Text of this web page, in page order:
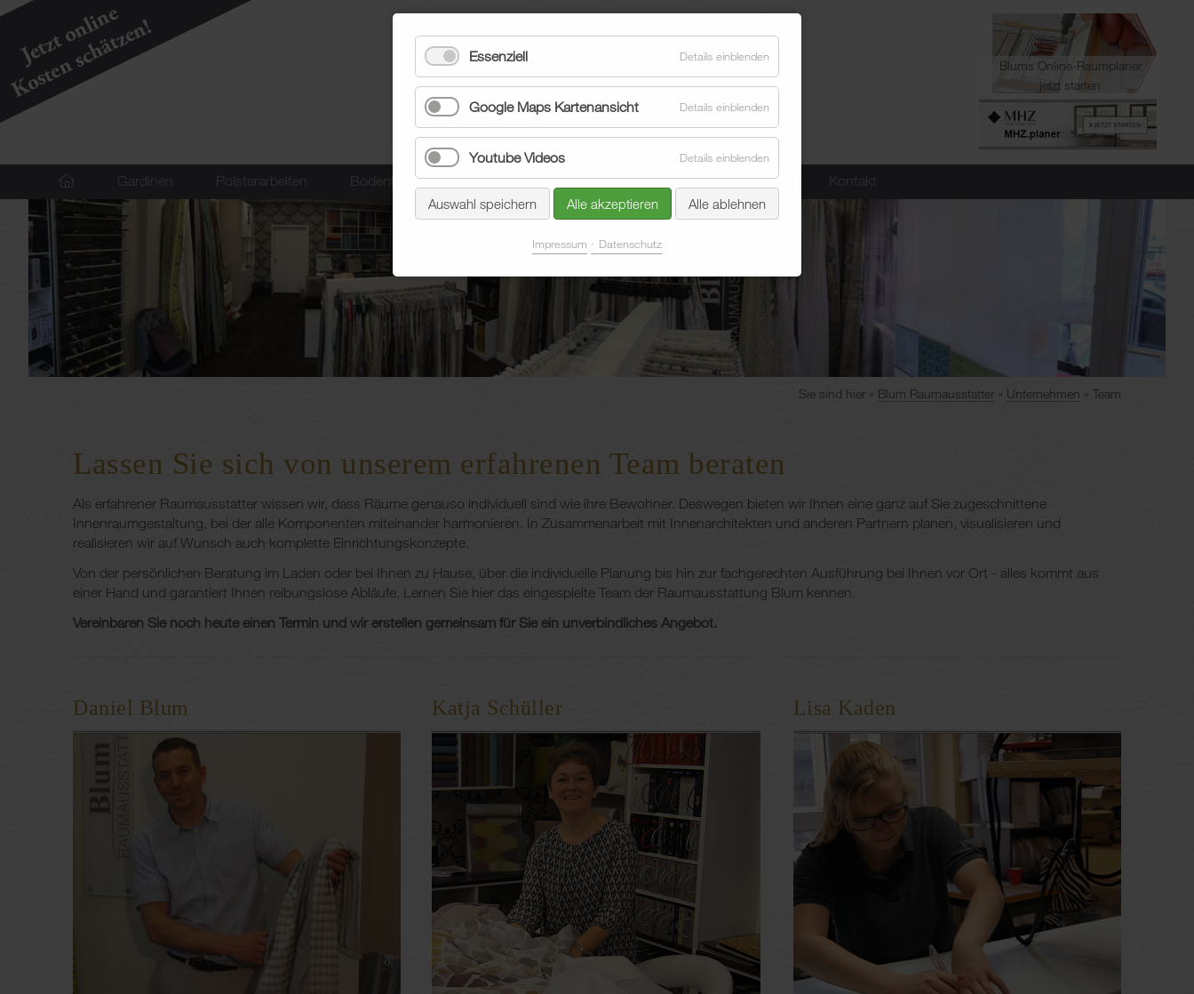
Blums Online-Raumplaner
jetzt starten
Navigation
überspringen
Gardinen Polsterarbeiten Bodenbeläge Sonnenschutz Aktuelles Unternehmen Kontakt
Blum Raumausstatter Unternehmen Team
Sie sind hier
Lassen Sie sich von unserem erfahrenen Team beraten
Als erfahrener Raumausstatter wissen wir, dass Räume genauso individuell sind wie ihre Bewohner. Deswegen bieten wir Ihnen eine ganz auf Sie zugeschnittene
Innenraumgestaltung, bei der alle Komponenten miteinander harmonieren. In Zusammenarbeit mit Innenarchitekten und anderen Partnern planen, visualisieren und
realisieren wir auf Wunsch auch komplette Einrichtungskonzepte.
Von der persönlichen Beratung im Laden oder bei Ihnen zu Hause, über die individuelle Planung bis hin zur fachgerechten Ausführung bei Ihnen vor Ort - alles kommt aus
einer Hand und garantiert Ihnen reibungslose Abläufe. Lernen Sie hier das eingespielte Team der Raumausstattung Blum kennen.
Vereinbaren Sie noch heute einen Termin und wir erstellen gemeinsam für Sie ein unverbindliches Angebot.
Daniel Blum Katja Schüller Lisa Kaden
Essenziell Details einblenden
Google Maps Kartenansicht Details einblenden
Youtube Videos Details einblenden
Auswahl speichern Alle akzeptieren Alle ablehnen
Impressum Datenschutz